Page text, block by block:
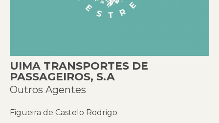
UIMA TRANSPORTES DE
PASSAGEIROS, S.A
Outros Agentes
Figueira de Castelo Rodrigo